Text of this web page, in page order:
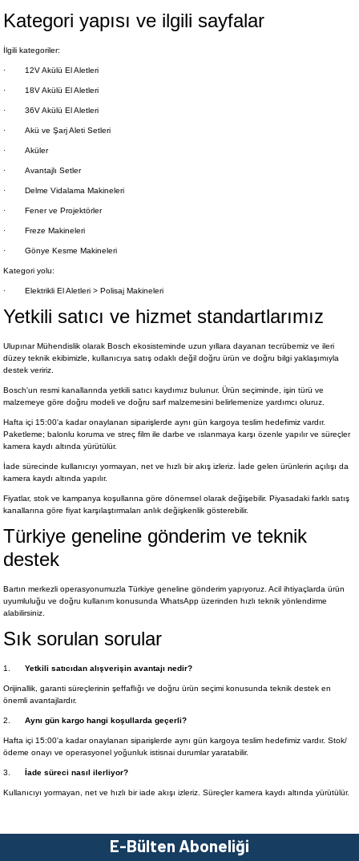
Kategori yapısı ve ilgili sayfalar
İlgili kategoriler:
· 12V Akülü El Aletleri
· 18V Akülü El Aletleri
· 36V Akülü El Aletleri
· Akü ve Şarj Aleti Setleri
· Aküler
· Avantajlı Setler
· Delme Vidalama Makineleri
· Fener ve Projektörler
· Freze Makineleri
· Gönye Kesme Makineleri
Kategori yolu:
· Elektrikli El Aletleri > Polisaj Makineleri
Yetkili satıcı ve hizmet standartlarımız
Ulupınar Mühendislik olarak Bosch ekosisteminde uzun yıllara dayanan tecrübemiz ve ileri
düzey teknik ekibimizle, kullanıcıya satış odaklı değil doğru ürün ve doğru bilgi yaklaşımıyla
destek veririz.
Bosch'un resmi kanallarında yetkili satıcı kaydımız bulunur. Ürün seçiminde, işin türü ve
malzemeye göre doğru modeli ve doğru sarf malzemesini belirlemenize yardımcı oluruz.
Hafta içi 15:00'a kadar onaylanan siparişlerde aynı gün kargoya teslim hedefimiz vardır.
Paketleme; balonlu koruma ve streç film ile darbe ve ıslanmaya karşı özenle yapılır ve süreçler
kamera kaydı altında yürütülür.
İade sürecinde kullanıcıyı yormayan, net ve hızlı bir akış izleriz. İade gelen ürünlerin açılışı da
kamera kaydı altında yapılır.
Fiyatlar, stok ve kampanya koşullarına göre dönemsel olarak değişebilir. Piyasadaki farklı satış
kanallarına göre fiyat karşılaştırmaları anlık değişkenlik gösterebilir.
Türkiye geneline gönderim ve teknik
destek
Bartın merkezli operasyonumuzla Türkiye geneline gönderim yapıyoruz. Acil ihtiyaçlarda ürün
uyumluluğu ve doğru kullanım konusunda WhatsApp üzerinden hızlı teknik yönlendirme
alabilirsiniz.
Sık sorulan sorular
1. Yetkili satıcıdan alışverişin avantajı nedir?
Orijinallik, garanti süreçlerinin şeffaflığı ve doğru ürün seçimi konusunda teknik destek en
önemli avantajlardır.
2. Aynı gün kargo hangi koşullarda geçerli?
Hafta içi 15:00'a kadar onaylanan siparişlerde aynı gün kargoya teslim hedefimiz vardır. Stok/
ödeme onayı ve operasyonel yoğunluk istisnai durumlar yaratabilir.
3. İade süreci nasıl ilerliyor?
Kullanıcıyı yormayan, net ve hızlı bir iade akışı izleriz. Süreçler kamera kaydı altında yürütülür.
E-Bülten Aboneliği